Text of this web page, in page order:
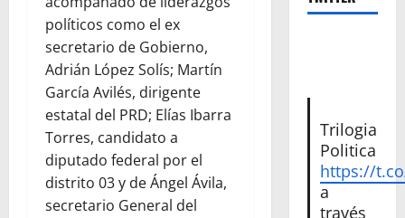
políticos como el ex
secretario de Gobierno,
Adrián López Solís; Martín
García Avilés, dirigente
estatal del PRD; Elías Ibarra
Torres, candidato a
diputado federal por el
distrito 03 y de Ángel Ávila,
secretario General del
Trilogia
Politica
https://
a
través